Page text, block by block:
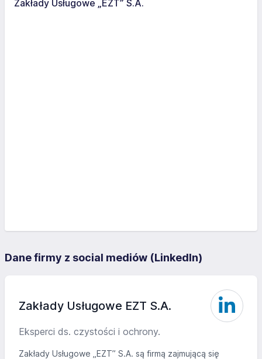
Zakłady Usługowe „EZT” S.A.
Dane firmy z social mediów (LinkedIn)
Zakłady Usługowe EZT S.A.
Eksperci ds. czystości i ochrony.
Zakłady Usługowe „EZT” S.A. są firmą zajmującą się